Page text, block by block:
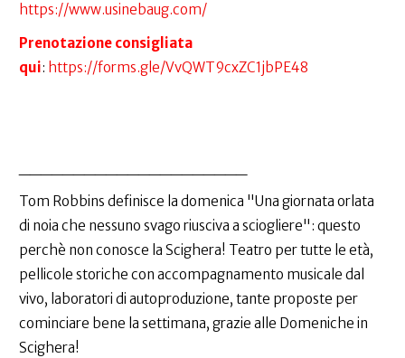
https://www.usinebaug.com/
Prenotazione consigliata
qui: https://forms.gle/VvQWT9cxZC1jbPE48
Tom Robbins definisce la domenica "Una giornata orlata
di noia che nessuno svago riusciva a sciogliere": questo
perchè non conosce la Scighera! Teatro per tutte le età,
pellicole storiche con accompagnamento musicale dal
vivo, laboratori di autoproduzione, tante proposte per
cominciare bene la settimana, grazie alle Domeniche in
Scighera!